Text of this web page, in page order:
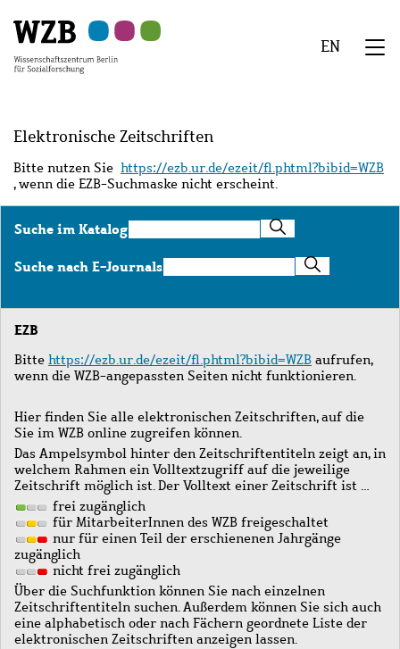
Hauptinhalt
springen
Navigation
springen
Suche
springen
Sekundärnavigation
springen
Fußzeile
springen
EN
Elektronische Zeitschriften
Bitte nutzen Sie https://ezb.ur.de/ezeit/fl.phtml?bibid=WZB
, wenn die EZB-Suchmaske nicht erscheint.
Suche im KatalogSuche
im
Katalog
Suche nach E-JournalsSuche
nach
Journals
EZB
Bitte https://ezb.ur.de/ezeit/fl.phtml?bibid=WZB aufrufen,
wenn die WZB-angepassten Seiten nicht funktionieren.
Hier finden Sie alle elektronischen Zeitschriften, auf die
Sie im WZB online zugreifen können.
Das Ampelsymbol hinter den Zeitschriftentiteln zeigt an, in
welchem Rahmen ein Volltextzugriff auf die jeweilige
Zeitschrift möglich ist. Der Volltext einer Zeitschrift ist …
frei zugänglich
für MitarbeiterInnen des WZB freigeschaltet
nur für einen Teil der erschienenen Jahrgänge
zugänglich
nicht frei zugänglich
Über die Suchfunktion können Sie nach einzelnen
Zeitschriftentiteln suchen. Außerdem können Sie sich auch
eine alphabetisch oder nach Fächern geordnete Liste der
elektronischen Zeitschriften anzeigen lassen.